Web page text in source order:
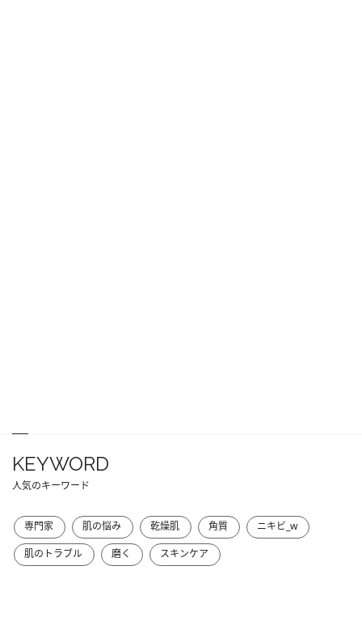
KEYWORD
人気のキーワード
専門家 肌の悩み 乾燥肌 角質
ニキビ_w
肌のトラブル
磨く スキンケア